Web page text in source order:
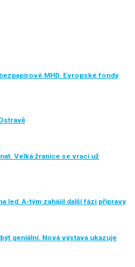
MHD. Evropské fondy
Velká žranice se vrací už
led. A-tým zahájil další fázi přípravy
geniální. Nová výstava ukazuje